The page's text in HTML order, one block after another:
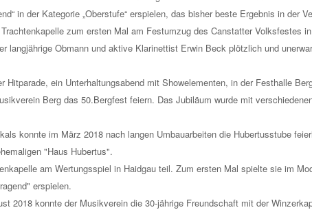
in der Kategorie „Oberstufe“ erspielen, das bisher beste Ergebnis in der
zum ersten Mal am Festumzug des Canstatter Volksfestes
langjährige Obmann und aktive Klarinettist Erwin Beck plötzlich und
Hitparade, ein Unterhaltungsabend mit Showelementen, in der Festhalle
Berg das 50.Bergfest feiern. Das Jubiläum wurde mit
konnte im März 2018 nach langen Umbauarbeiten die Hubertusstube
"Haus Hubertus".
am Wertungsspiel in Haidgau teil. Zum ersten Mal spielte sie im
erspielen.
2018 konnte der Musikverein die 30-jährige Freundschaft mit der